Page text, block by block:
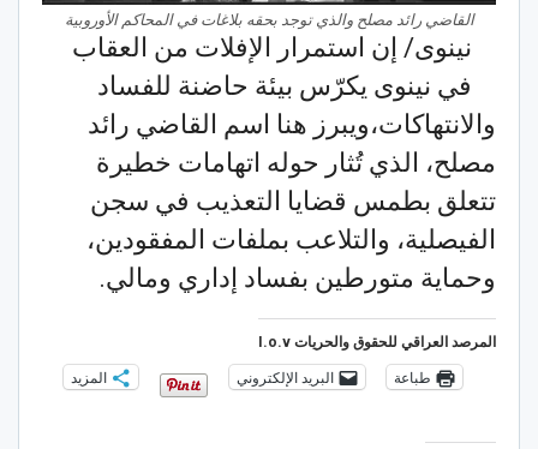
القاضي رائد مصلح والذي توجد بحقه بلاغات في المحاكم الأوروبية
نينوى/ إن استمرار الإفلات من العقاب
في نينوى يكرّس بيئة حاضنة للفساد
والانتهاكات،ويبرز هنا اسم القاضي رائد
مصلح، الذي تُثار حوله اتهامات خطيرة
تتعلق بطمس قضايا التعذيب في سجن
الفيصلية، والتلاعب بملفات المفقودين،
وحماية متورطين بفساد إداري ومالي.
المرصد العراقي للحقوق والحريات I.o.v
طباعة البريد الإلكتروني المزيد